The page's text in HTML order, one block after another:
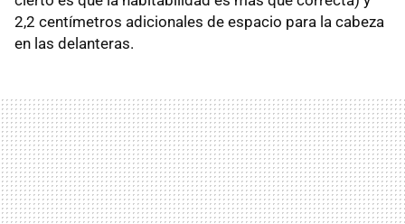
2,2 centímetros adicionales de espacio para la cabeza
en las delanteras.